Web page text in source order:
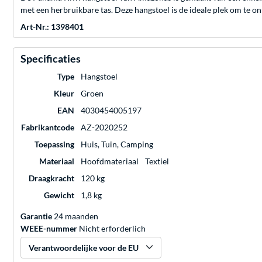
met een herbruikbare tas. Deze hangstoel is de ideale plek om te
Art-Nr.: 1398401
Specificaties
Type
Hangstoel
Kleur
Groen
EAN
4030454005197
Fabrikantcode
AZ-2020252
Toepassing
Huis, Tuin, Camping
Materiaal
Hoofdmateriaal
Textiel
Draagkracht
120 kg
Gewicht
1,8 kg
Garantie 24 maanden
WEEE-nummer Nicht erforderlich
Verantwoordelijke voor de EU